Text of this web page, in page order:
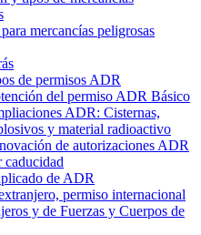
mercancías peligrosas
de permisos ADR
del permiso ADR Básico
ADR: Cisternas,
y material radioactivo
de autorizaciones ADR
caducidad
de ADR
permiso internacional
y de Fuerzas y Cuerpos de